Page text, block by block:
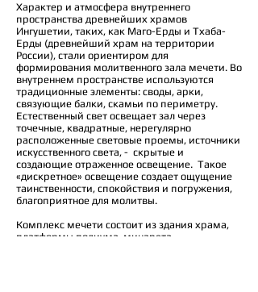
Характер и атмосфера внутреннего
пространства древнейших храмов
Ингушетии, таких, как Маго-Ерды и Тхаба-
Ерды (древнейший храм на территории
России), стали ориентиром для
формирования молитвенного зала мечети. Во
внутреннем пространстве используются
традиционные элементы: своды, арки,
связующие балки, скамьи по периметру.
Естественный свет освещает зал через
точечные, квадратные, нерегулярно
расположенные световые проемы, источники
искусственного света, - скрытые и
создающие отраженное освещение. Такое
«дискретное» освещение создает ощущение
таинственности, спокойствия и погружения,
благоприятное для молитвы.
Комплекс мечети состоит из здания храма,
платформы подиума, минарета,